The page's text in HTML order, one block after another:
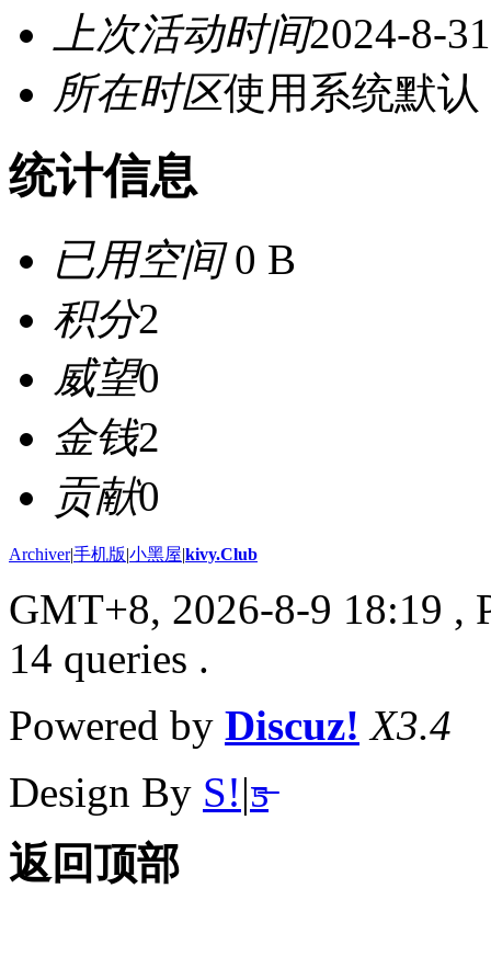
上次活动时间2024-8-
所在时区使用系统默认
统计信息
已用空间0 B
积分2
威望0
金钱2
贡献0
Archiver|手机版|小黑屋|kivy.Club
GMT+8, 2026-8-9 18:19 ,
14 queries .
Powered by Discuz! X3.4
Design By S!|ƽ̶
返回顶部